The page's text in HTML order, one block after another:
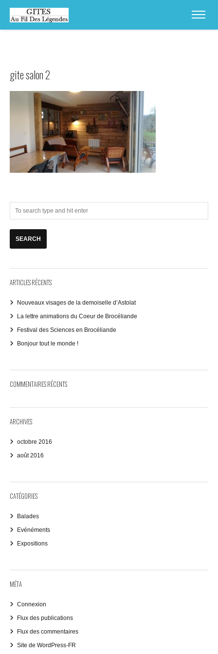
gite salon 2
ARTICLES RÉCENTS
Nouveaux visages de la demoiselle d’Astolat
La lettre animations du Coeur de Brocéliande
Festival des Sciences en Brocéliande
Bonjour tout le monde !
COMMENTAIRES RÉCENTS
ARCHIVES
octobre 2016
août 2016
CATÉGORIES
Balades
Evénéments
Expositions
MÉTA
Connexion
Flux des publications
Flux des commentaires
Site de WordPress-FR